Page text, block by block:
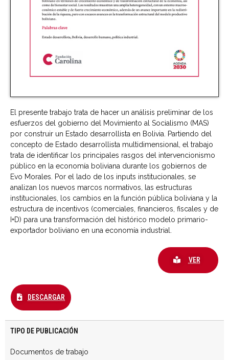
El presente trabajo trata de hacer un análisis preliminar de los
esfuerzos del gobierno del Movimiento al Socialismo (MAS)
por construir un Estado desarrollista en Bolivia. Partiendo del
concepto de Estado desarrollista multidimensional, el trabajo
trata de identificar los principales rasgos del intervencionismo
público en la economía boliviana durante los gobiernos de
Evo Morales. Por el lado de los inputs institucionales, se
analizan los nuevos marcos normativos, las estructuras
institucionales, los cambios en la función pública boliviana y la
estructura de incentivos (comerciales, financieros, fiscales y de
I+D) para una transformación del histórico modelo primario-
exportador boliviano en una economía industrial.
VER
DESCARGAR
TIPO DE PUBLICACIÓN
Documentos de trabajo